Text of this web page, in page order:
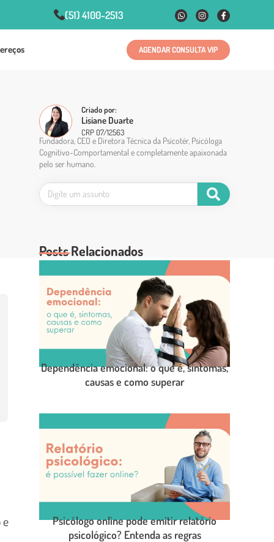
(51) 4100-2513
AGENDAR CONSULTA VIP
e
Criado por:
Lisiane Duarte
CRP 07/12563
Fundadora, CEO e Diretora Técnica da Psicotér, Psicóloga
Cognitivo-Comportamental e completamente apaixonada
pelo ser humano.
Posts Relacionados
LEIA O POST COMPLETO
Dependência emocional: o que é, sintomas,
causas e como superar
Psicólogo online pode emitir relatório
psicológico? Entenda as regras